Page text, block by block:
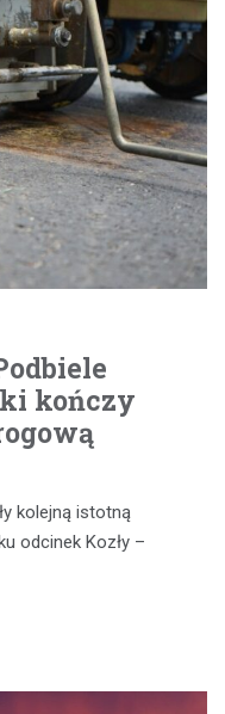
kończy
kolejną istotną
odcinek Kozły –